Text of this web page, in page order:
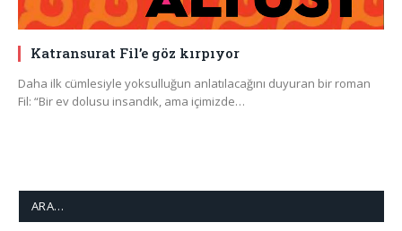
Katransurat Fil’e göz kırpıyor
Daha ilk cümlesiyle yoksulluğun anlatılacağını duyuran bir roman
Fil: “Bir ev dolusu insandık, ama içimizde…
ARA…